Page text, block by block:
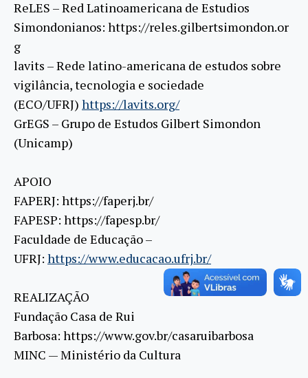
ReLES – Red Latinoamericana de Estudios
Simondonianos: https://reles.gilbertsimondon.or
g
lavits – Rede latino-americana de estudos sobre
vigilância, tecnologia e sociedade
(ECO/UFRJ) https://lavits.org/
GrEGS – Grupo de Estudos Gilbert Simondon
(Unicamp)
APOIO
FAPERJ: https://faperj.br/
FAPESP: https://fapesp.br/
Faculdade de Educação –
UFRJ: https://www.educacao.ufrj.br/
REALIZAÇÃO
Fundação Casa de Rui
Barbosa: https://www.gov.br/casaruibarbosa
MINC — Ministério da Cultura